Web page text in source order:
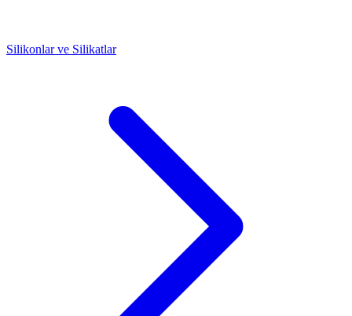
Silikonlar ve Silikatlar